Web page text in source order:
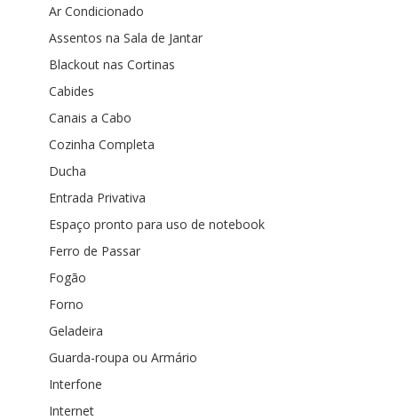
Ar Condicionado
Assentos na Sala de Jantar
Blackout nas Cortinas
Cabides
Canais a Cabo
Cozinha Completa
Ducha
Entrada Privativa
Espaço pronto para uso de notebook
Ferro de Passar
Fogão
Forno
Geladeira
Guarda-roupa ou Armário
Interfone
Internet